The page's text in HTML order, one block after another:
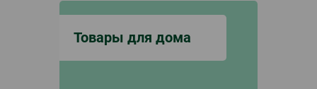
Товары для дома